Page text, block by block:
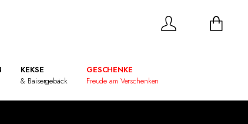
KEKSE
& Baisergebäck
GESCHENKE
Freude am Verschenken